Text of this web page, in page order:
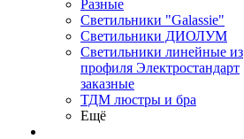
Разные
Светильники "Galassie"
Светильники ДИОЛУМ
Светильники линейные из
профиля Электростандарт
заказные
ТДМ люстры и бра
Ещё